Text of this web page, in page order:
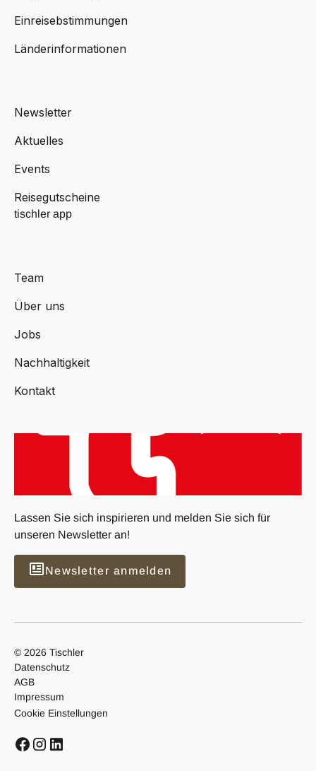
Einreisebstimmungen
Länderinformationen
Newsletter
Aktuelles
Events
Reisegutscheine
tischler app
Team
Über uns
Jobs
Nachhaltigkeit
Kontakt
Lassen Sie sich inspirieren und melden Sie sich für
unseren Newsletter an!
Newsletter anmelden
© 2026 Tischler
Datenschutz
AGB
Impressum
Cookie Einstellungen